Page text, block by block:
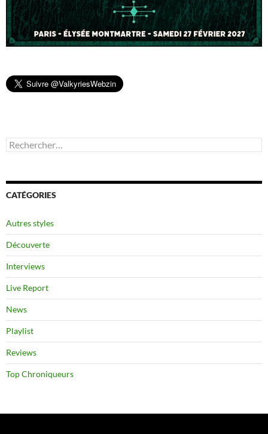
Rechercher :
CATÉGORIES
Autres styles
Découverte
Interviews
Live Report
News
Playlist
Reviews
Top Chroniqueurs